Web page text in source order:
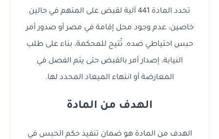
تحدد المادة 441 آلية لقبض على المتهم في حالين
خاصين: عدم وجود محل إقامة في مصر أو صدور أمر
حبس احتياطي ضده. تُتيح للمحكمة، بناء على طلب
النيابة، إصدار أمر بالقبض حتى يتم الفصل في
المعارضة أو انتهاء الميعاد المحدد لها.
الهدف من المادة
الهدف من المادة هو ضمان تنفيذ حكم الحبس في